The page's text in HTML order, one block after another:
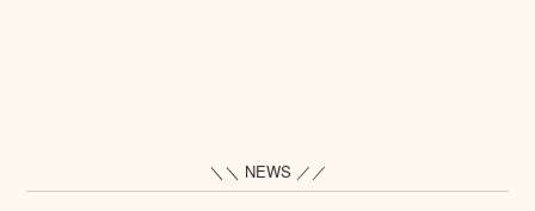
＼＼ NEWS ／／